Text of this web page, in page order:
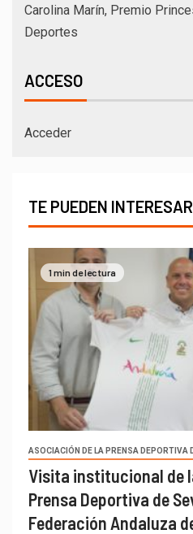
Carolina Marín, Premio
Deportes
ACCESO
Acceder
TE PUEDEN INTERESAR
1 min de lectura
ASOCIACIÓN DE LA PRENSA DEPORTIVA
Visita institucional de
Prensa Deportiva de
Federación Andaluza